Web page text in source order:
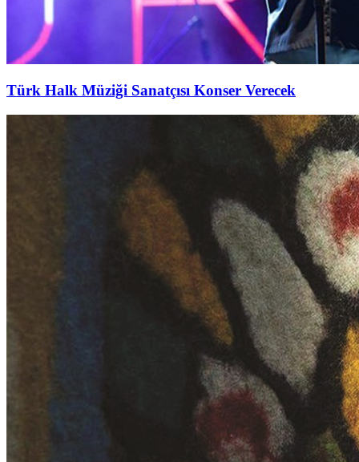
Türk Halk Müziği Sanatçısı Konser Verecek